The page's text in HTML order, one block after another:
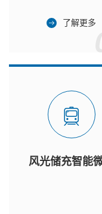
了解更多
风光储充智能